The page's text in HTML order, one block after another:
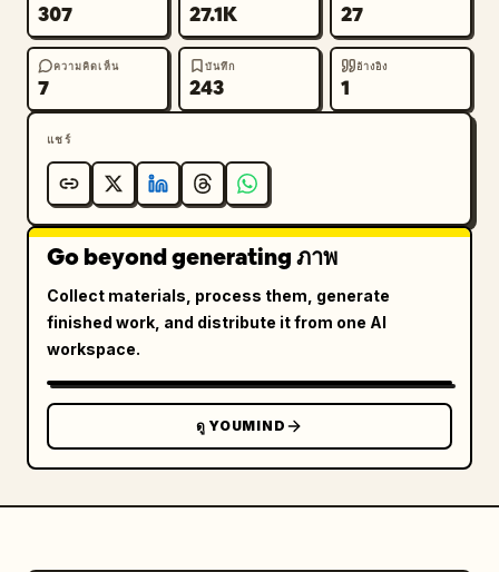
10. โคลสอัพหมูทอด หอมหัวใหญ่ และไข่นุ่มๆ ที่กำลังถูก
เลื่อนจากกระทะลงบนชามข้าว เห็นเส้นไข่ที่ยืดตัวออกมา
11. โคลสอัพชามที่ทำเสร็จแล้วกำลังถูกโรยด้วยสาหร่ายเส้น
เล็กๆ และเครื่องเคียงสีเขียวด้านบน มีควันลอยขึ้นมา
ซอสและไข่นุ่มๆ เยิ้มออกมา โดยเห็นชามข้าวอยู่ด้านล่าง
ข้อจำกัดด้านองค์ประกอบภาพ: จัดเฟรมแต่ละช่องให้กระชับ
และเน้นที่อาหาร รักษาแสงและการแรเงาด้วยดินสอให้
สม่ำเสมอในทุกช่อง ทำให้ลำดับภาพสามารถอ่านเป็นสตอรี
เติม อุปกรณ์ที่ไม่ได้ระบุ หรือกราฟิกสมัยใหม่ที่มีสีสันฉูดฉาด
307 27.1K 27
ความคิดเห็น
7
บันทึก
243
อ้างอิง
1
แชร์
Go beyond generating ภาพ
Collect materials, process them, generate
finished work, and distribute it from one AI
workspace.
ดู YOUMIND